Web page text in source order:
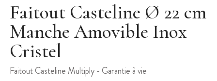
Faitout Casteline Ø 22 cm
Manche Amovible Inox
Cristel
Faitout Casteline Multiply - Garantie à vie